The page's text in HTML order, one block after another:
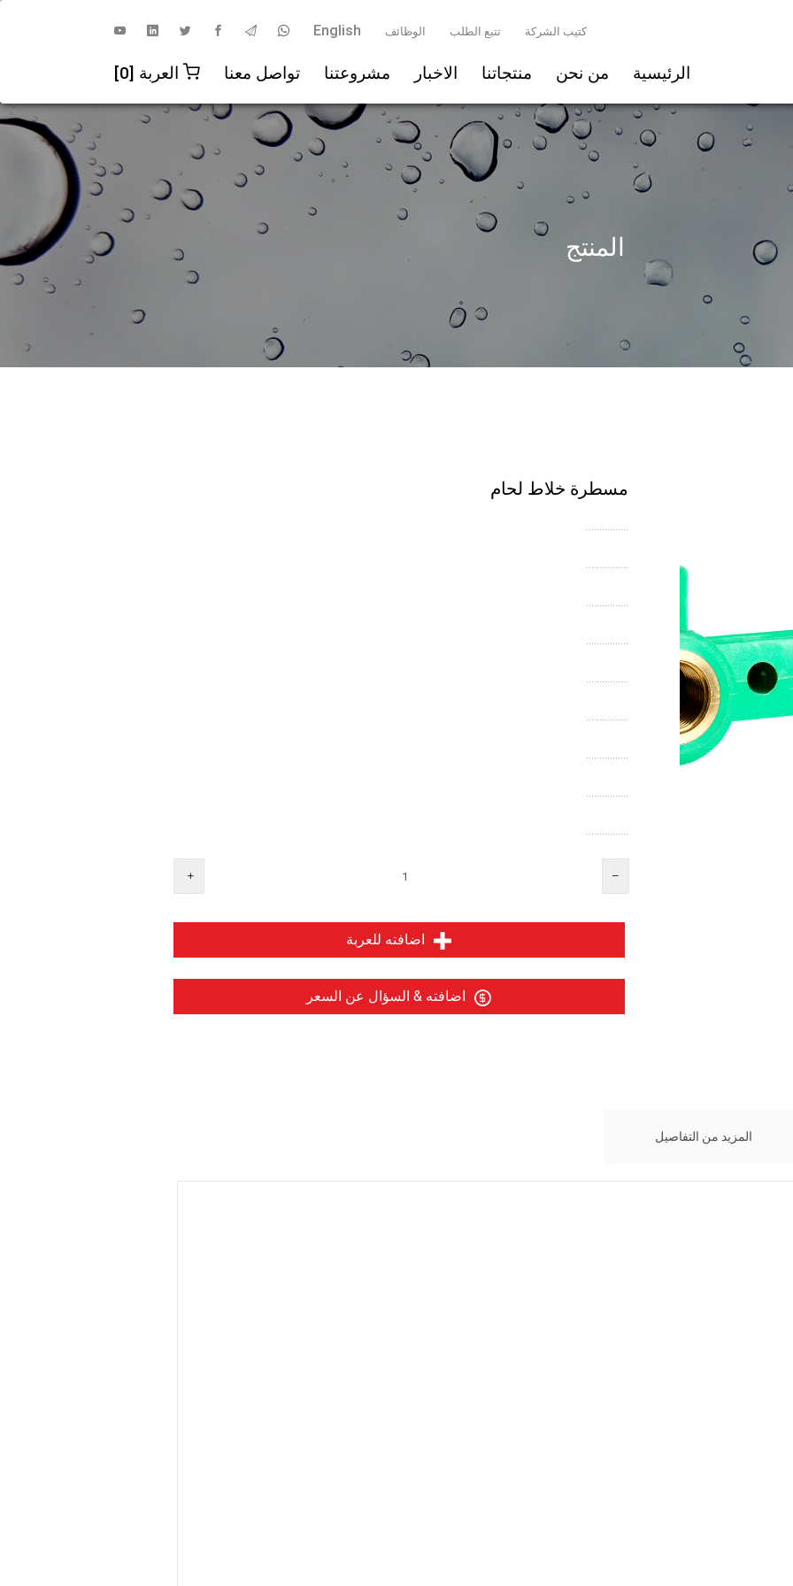
كتيب الشركة تتبع الطلب الوظائف English
الرئيسية من نحن منتجاتنا الاخبار مشروعتنا تواصل معنا العربة [0]
المنتج
مسطرة خلاط لحام
اضافته للعربة
اضافته & السؤال عن السعر
المزيد من التفاصيل